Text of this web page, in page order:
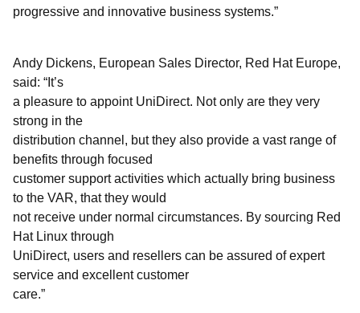
progressive and innovative business systems.”
Andy Dickens, European Sales Director, Red Hat Europe,
said: “It’s
a pleasure to appoint UniDirect. Not only are they very
strong in the
distribution channel, but they also provide a vast range of
benefits through focused
customer support activities which actually bring business
to the VAR, that they would
not receive under normal circumstances. By sourcing Red
Hat Linux through
UniDirect, users and resellers can be assured of expert
service and excellent customer
care.”